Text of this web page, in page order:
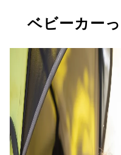
ベビーカー